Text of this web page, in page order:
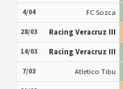
4/04 FC Sozca
28/03 Racing Veracruz III
14/03 Racing Veracruz III
7/03 Atletico Tibu